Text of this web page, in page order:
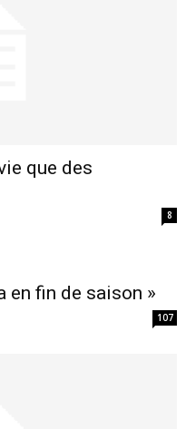
que des
8
en fin de saison »
107